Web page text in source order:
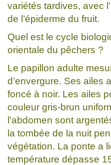
variétés tardives, avec
de l’épiderme du fruit.
Quel est le cycle
orientale du pêchers ?
Le papillon adulte
d’envergure. Ses ailes
foncé à noir. Les ailes
couleur gris-brun
l’abdomen sont
la tombée de la nuit
végétation. La ponte a
température dépasse